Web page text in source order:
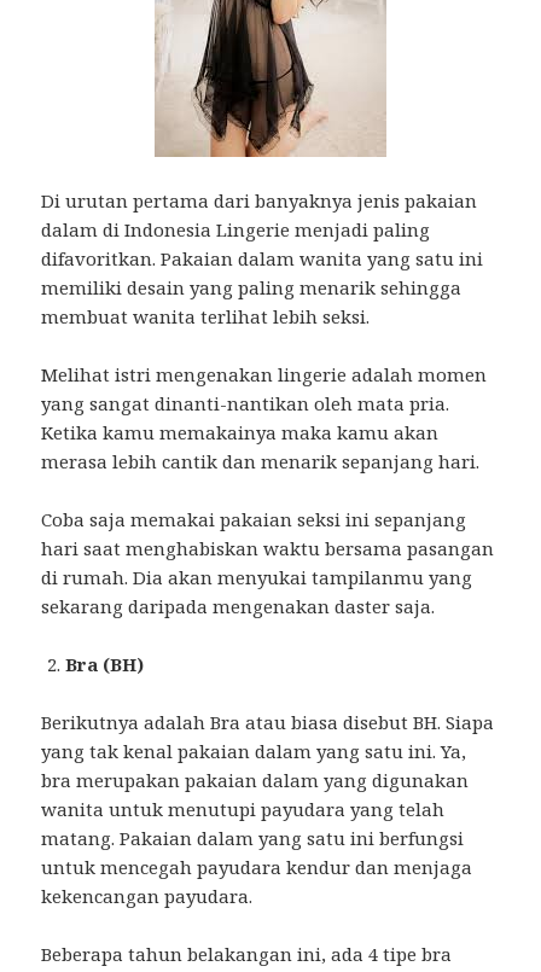
Di urutan pertama dari banyaknya jenis pakaian
dalam di Indonesia Lingerie menjadi paling
difavoritkan. Pakaian dalam wanita yang satu ini
memiliki desain yang paling menarik sehingga
membuat wanita terlihat lebih seksi.
Melihat istri mengenakan lingerie adalah momen
yang sangat dinanti-nantikan oleh mata pria.
Ketika kamu memakainya maka kamu akan
merasa lebih cantik dan menarik sepanjang hari.
Coba saja memakai pakaian seksi ini sepanjang
hari saat menghabiskan waktu bersama pasangan
di rumah. Dia akan menyukai tampilanmu yang
sekarang daripada mengenakan daster saja.
Bra (BH)
Berikutnya adalah Bra atau biasa disebut BH. Siapa
yang tak kenal pakaian dalam yang satu ini. Ya,
bra merupakan pakaian dalam yang digunakan
wanita untuk menutupi payudara yang telah
matang. Pakaian dalam yang satu ini berfungsi
untuk mencegah payudara kendur dan menjaga
kekencangan payudara.
Beberapa tahun belakangan ini, ada 4 tipe bra